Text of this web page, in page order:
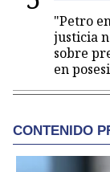
"Petro
justicia
sobre
en